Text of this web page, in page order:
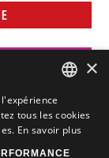
FRENCH
FRENCH
×
tous les cookies
En savoir plus